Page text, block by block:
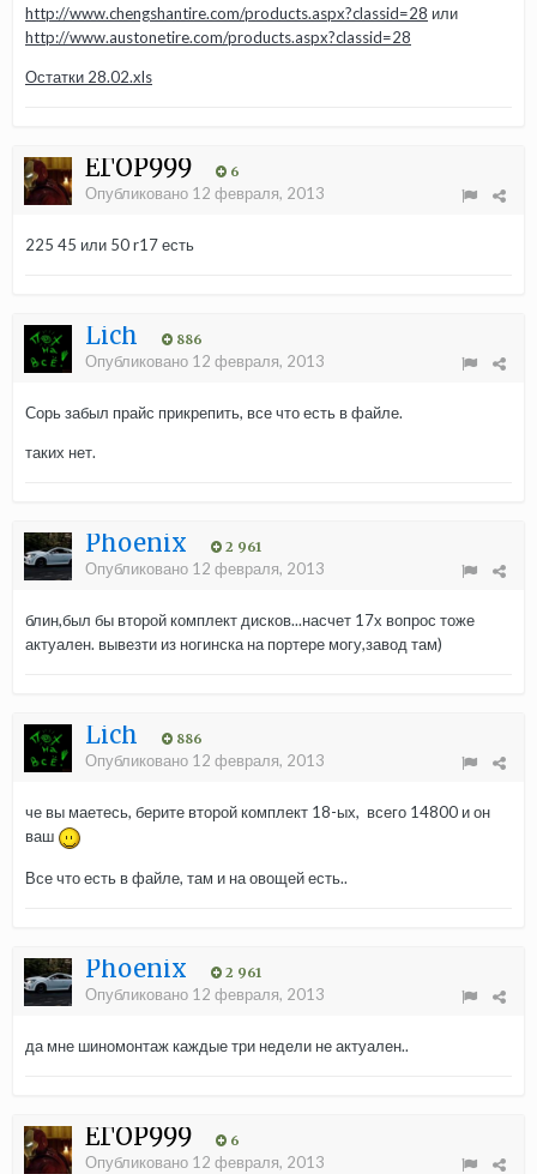
http://www.chengshantire.com/products.aspx?classid=28 или
http://www.austonetire.com/products.aspx?classid=28
Остатки 28.02.xls
ЕГОР999 6
Опубликовано 12 февраля, 2013
225 45 или 50 r17 есть
Lich 886
Опубликовано 12 февраля, 2013
Сорь забыл прайс прикрепить, все что есть в файле.
таких нет.
Phoenix 2 961
Опубликовано 12 февраля, 2013
блин,был бы второй комплект дисков...насчет 17х вопрос тоже
актуален. вывезти из ногинска на портере могу,завод там)
Lich 886
Опубликовано 12 февраля, 2013
че вы маетесь, берите второй комплект 18-ых, всего 14800 и он
ваш
Все что есть в файле, там и на овощей есть..
Phoenix 2 961
Опубликовано 12 февраля, 2013
да мне шиномонтаж каждые три недели не актуален..
ЕГОР999 6
Опубликовано 12 февраля, 2013